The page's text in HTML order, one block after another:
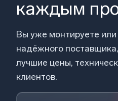
каждым
Вы уже монтируете или
надёжного
лучшие цены,
клиентов.